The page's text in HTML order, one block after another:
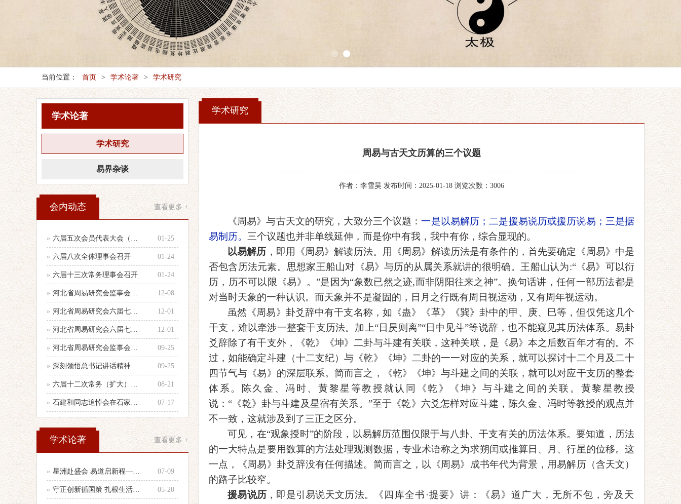
当前位置：
首页 > 学术论著 > 学术研究
学术论著
学术研究
易界杂谈
会内动态 查看更多 +
» 六届五次会员代表大会（乙巳年会）举行 01-25
» 六届八次全体理事会召开 01-24
» 六届十三次常务理事会召开 01-24
» 河北省周易研究会监事会召开年度第二次 12-08
» 河北省周易研究会六届七次全体理事会顺 12-01
» 河北省周易研究会六届七次理事会会议纪 12-01
» 河北省周易研究会监事会召开会议 09-25
» 深刻领悟总书记讲话精神，认真做好当前 09-25
» 六届十二次常务（扩大）会议召开 08-21
» 石建和同志追悼会在石家庄殡仪馆举行 07-17
学术论著 查看更多 +
» 星洲赴盛会 易道启新程——参加第33 07-09
» 守正创新循国策 扎根生活践国学 — 05-20
学术研究
周易与古天文历算的三个议题
作者：李雪昊 发布时间：2025-01-18 浏览次数：3006
《周易》与古天文的研究，大致分三个议题：一是以易解历 ；二是援易说历或援历说易 ； 三是据
易制历。 三个议题也并非单线延伸，而是你中有我，我中有你，综合显现的。
以易解历 ， 即用《周易》解读历法。用《周易》解读历法是有条件的，首先要确定 《周易》 中是
否包含历法元素。 思想家王船山对《易》与历的从属关系就讲的很明确。王船山认为:“《易》可以衍
历 ， 历不可以限《易》。”是因为“象数已然之迹,而非阴阳往来之神”。 换句话讲，任何一部历法都是
对当时天象的一种认识。而天象并不是凝固的 ，日月之行既有周日视运动，又有周年视运动。
虽然《周易》卦爻辞中有干支名称，如《蛊》《革》《巽》卦中的甲、庚、巳等，但仅凭这几个
干支，难以牵涉一整套干支历法。加上“日昃则离”“日中见斗”等说辞，也不能窥见其历法体系。易卦
爻辞除了有干支外，《乾》《坤》二卦与斗建有关联，这种关联，是《易》本之后数百年才有的。不
过，如能确定斗建 （十二支纪）与《乾》《坤》二卦的一一对应的关系 ，就可以探讨十二个月及二十
四节气与《易》的深层联系。简而言之，《乾》《坤》与斗建之间的关联，就可以对应干支历的整套
体系。陈久金、冯时、黄黎星等教授 就认同《乾》《坤》与斗建之间的关联。黄黎星教授
说： “《乾》卦与斗建及星宿有关系。”至于《乾》六爻怎样对应斗建，陈久金、冯时等教授的观点并
不一致，这就涉及到了三正之区分。
可见，在“观象授时”的阶段，以易解历范围仅限于与八卦、干支有关的历法体系。要知道，历法
的一大特点是要用数算的方法处理观测数据，专业术语称之为求朔闰或推算日、月、行星的位移。这
一点，《周易》卦爻辞没有任何描述。 简而言之 ，以《周易》成书年代为背景，用易解历（含天文）
的路子比较窄。
援易说历 ，即是引易说天文历法。 《四库全书 ·提要》讲：《易》道广大，无所不包，旁及天